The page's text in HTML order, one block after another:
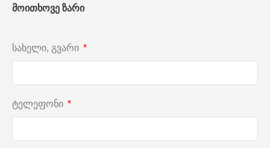
მოითხოვე ზარი
სახელი, გვარი
ტელეფონი